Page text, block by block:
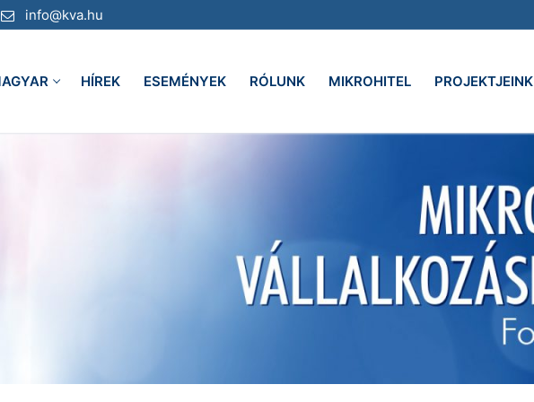
info@kva.hu
HÍREK ESEMÉNYEK RÓLUNK MIKROHITEL PROJEKTJEINK